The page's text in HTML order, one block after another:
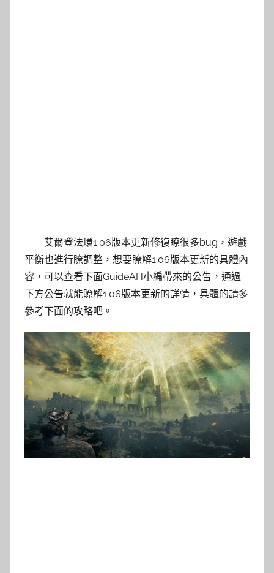
艾爾登法環1.06版本更新修復瞭很多bug，遊戲
平衡也進行瞭調整，想要瞭解1.06版本更新的具體內
容，可以查看下面GuideAH小編帶來的公告，通過
下方公告就能瞭解1.06版本更新的詳情，具體的請多
參考下面的攻略吧。